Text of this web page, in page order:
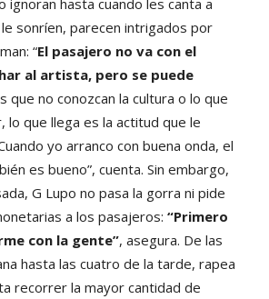
sonríen, parecen intrigados por
“El pasajero no va con el
al artista, pero se puede
que no conozcan la cultura o lo que
lo que llega es la actitud que le
yo arranco con buena onda, el
es bueno”, cuenta. Sin embargo,
G Lupo no pasa la gorra ni pide
a los pasajeros: “Primero
con la gente”, asegura. De las
hasta las cuatro de la tarde, rapea
recorrer la mayor cantidad de